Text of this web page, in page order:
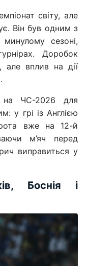
світу, але
Він був одним з
сезоні,
Доробок
вплив на дії
ЧС-2026 для
у грі із Англією
вже на 12-й
м’яч перед
виправиться у
Боснія і